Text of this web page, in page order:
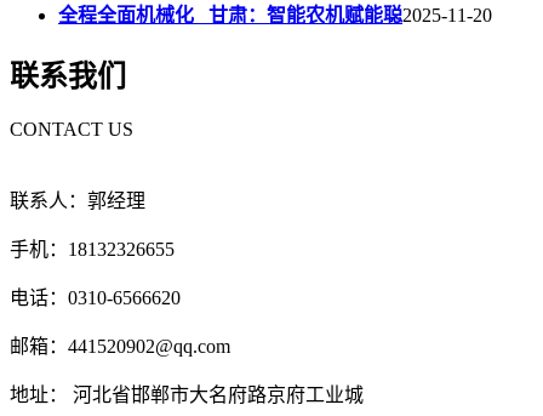
全程全面机械化 甘肃：智能农机赋能聪2025-11-20
联系我们
CONTACT US
联系人：郭经理
手机：18132326655
电话：0310-6566620
邮箱：441520902@qq.com
地址： 河北省邯郸市大名府路京府工业城